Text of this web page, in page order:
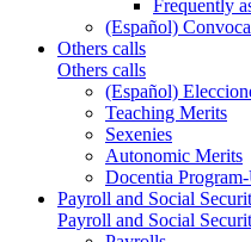
Frequently
(Español)
Others calls
Others calls
(Español)
Teaching Merits
Sexenies
Autonomic Merits
Docentia
Payroll and Social
Payroll and Social